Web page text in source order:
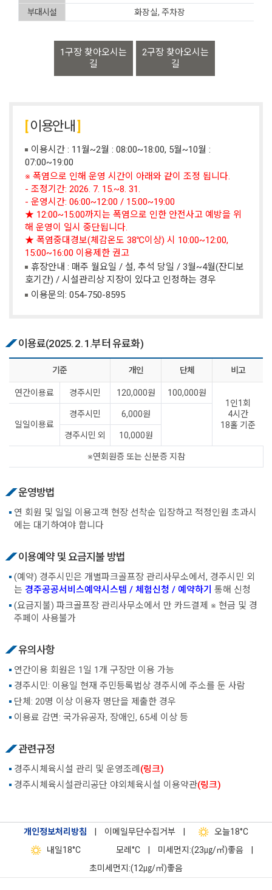
1구장 찾아오시는
길
2구장 찾아오시는
길
부대시설
화장실, 주차장
이용안내
이용시간 : 11월~2월 : 08:00~18:00, 5월~10월 :
07:00~19:00
※ 폭염으로 인해 운영 시간이 아래와 같이 조정 됩니다.
- 조정기간: 2026. 7. 15.~8. 31.
- 운영시간: 06:00~12:00 / 15:00~19:00
★ 12:00~15:00까지는 폭염으로 인한 안전사고 예방을 위
해 운영이 일시 중단됩니다.
★ 폭염중대경보(체감온도 38℃이상) 시 10:00~12:00,
15:00~16:00 이용제한 권고
휴장안내 : 매주 월요일 / 설, 추석 당일 / 3월~4월(잔디보
호기간) / 시설관리상 지장이 있다고 인정하는 경우
이용문의: 054-750-8595
이용료(2025. 2. 1.부터 유료화)
기준 개인 단체 비고
연간이용료 경주시민 120,000원
100,000원
1인1회
4시간
18홀 기준
일일이용료
경주시민 6,000원
경주시민 외 10,000원
※연회원증 또는 신분증 지참
운영방법
연 회원 및 일일 이용고객 현장 선착순 입장하고 적정인원 초과시
에는 대기하여야 합니다
이용예약 및 요금지불 방법
(예약) 경주시민은 개별파크골프장 관리사무소에서, 경주시민 외
는 경주공공서비스예약시스템 / 체험신청 / 예약하기 통해 신청
(요금지불) 파크골프장 관리사무소에서 만 카드결제 ※ 현금 및 경
주페이 사용불가
유의사항
연간이용 회원은 1일 1개 구장만 이용 가능
경주시민: 이용일 현재 주민등록법상 경주시에 주소를 둔 사람
단체: 20명 이상 이용자 명단을 제출한 경우
이용료 감면: 국가유공자, 장애인, 65세 이상 등
관련규정
경주시체육시설 관리 및 운영조례 (링크)
경주시체육시설관리공단 야외체육시설 이용약관(링크)
개인정보처리방침 이메일무단수집거부 오늘18°C
내일18°C 모레 °C 미세먼지:(23㎍/㎥)좋음
초미세먼지:(12㎍/㎥)좋음